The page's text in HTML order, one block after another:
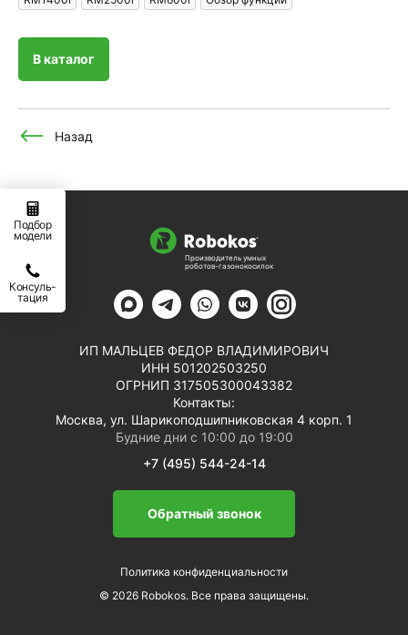
Подбор
модели
Консуль-
тация
В каталог
Назад
Производитель умных
роботов-газонокосилок
ИП МАЛЬЦЕВ ФЕДОР ВЛАДИМИРОВИЧ
ИНН 501202503250
ОГРНИП 317505300043382
Контакты:
Москва, ул. Шарикоподшипниковская 4 корп. 1
Будние дни с 10:00 до 19:00
+7 (495) 544-24-14
Обратный звонок
Политика конфиденциальности
© 2026 Robokos. Все права защищены.